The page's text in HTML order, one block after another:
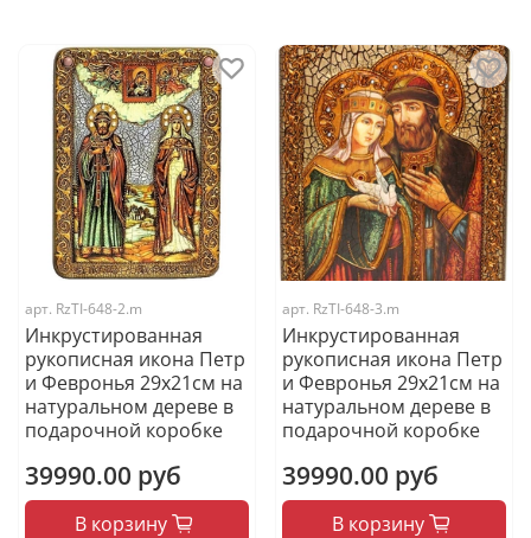
арт. RzTI-648-2.m
Инкрустированная
рукописная икона Петр
и Февронья 29х21см на
натуральном дереве в
подарочной коробке
39990.00 руб
В корзину
арт. RzTI-648-3.m
Инкрустированная
рукописная икона Петр
и Февронья 29х21см на
натуральном дереве в
подарочной коробке
39990.00 руб
В корзину